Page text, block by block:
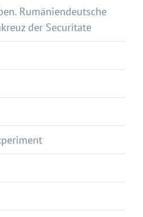
Rumäniendeutsche
der Securitate